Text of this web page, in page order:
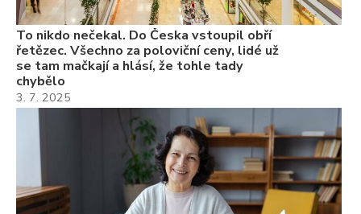
To nikdo nečekal. Do Česka vstoupil obří
řetězec. Všechno za poloviční ceny, lidé už
se tam mačkají a hlásí, že tohle tady
chybělo
3. 7. 2025